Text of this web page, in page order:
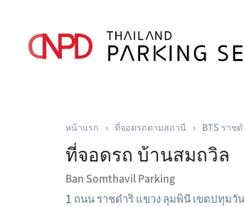
หน้าแรก › ที่จอดรถตามสถานี › BTS ราช
ที่จอดรถ บ้านสมถวิล
Ban Somthavil Parking
1 ถนน ราชดำริ แขวง ลุมพินี เขตปทุมวั